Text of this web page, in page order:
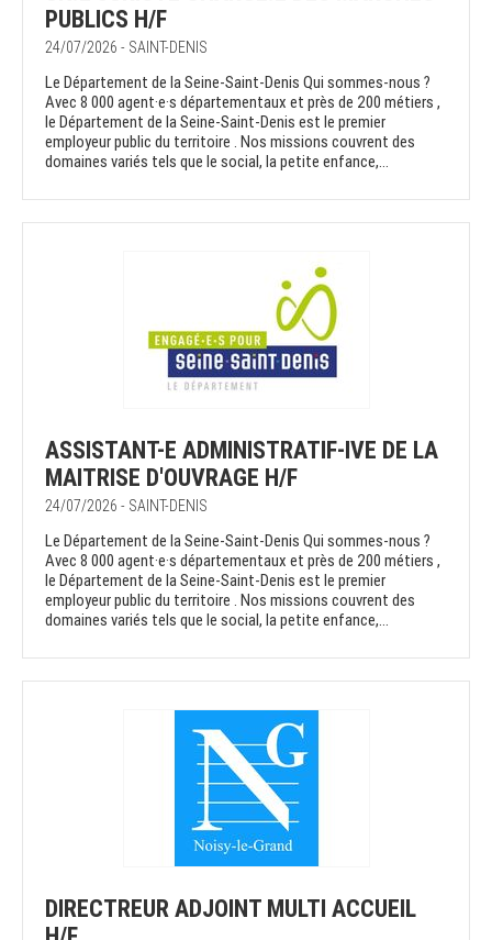
PUBLICS H/F
24/07/2026 - SAINT-DENIS
Le Département de la Seine-Saint-Denis Qui sommes-nous ?
Avec 8 000 agent·e·s départementaux et près de 200 métiers ,
le Département de la Seine-Saint-Denis est le premier
employeur public du territoire . Nos missions couvrent des
domaines variés tels que le social, la petite enfance,...
ASSISTANT-E ADMINISTRATIF-IVE DE LA
MAITRISE D'OUVRAGE H/F
24/07/2026 - SAINT-DENIS
Le Département de la Seine-Saint-Denis Qui sommes-nous ?
Avec 8 000 agent·e·s départementaux et près de 200 métiers ,
le Département de la Seine-Saint-Denis est le premier
employeur public du territoire . Nos missions couvrent des
domaines variés tels que le social, la petite enfance,...
DIRECTREUR ADJOINT MULTI ACCUEIL